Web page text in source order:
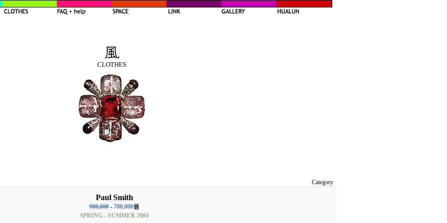
CLOTHES
Category
Paul Smith
980,000 - 780,000원
SPRING - SUMMER 2004